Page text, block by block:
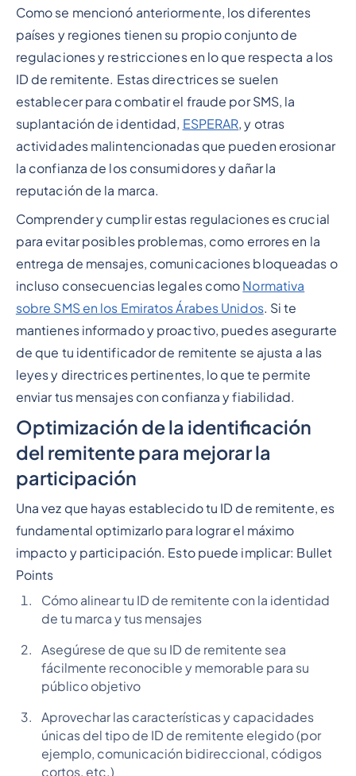
Como se mencionó anteriormente, los diferentes
países y regiones tienen su propio conjunto de
regulaciones y restricciones en lo que respecta a los
ID de remitente. Estas directrices se suelen
establecer para combatir el fraude por SMS, la
suplantación de identidad, ESPERAR, y otras
actividades malintencionadas que pueden erosionar
la confianza de los consumidores y dañar la
reputación de la marca.
Comprender y cumplir estas regulaciones es crucial
para evitar posibles problemas, como errores en la
entrega de mensajes, comunicaciones bloqueadas o
incluso consecuencias legales como Normativa
sobre SMS en los Emiratos Árabes Unidos. Si te
mantienes informado y proactivo, puedes asegurarte
de que tu identificador de remitente se ajusta a las
leyes y directrices pertinentes, lo que te permite
enviar tus mensajes con confianza y fiabilidad.
Optimización de la identificación
del remitente para mejorar la
participación
Una vez que hayas establecido tu ID de remitente, es
fundamental optimizarlo para lograr el máximo
impacto y participación. Esto puede implicar: Bullet
Points
Cómo alinear tu ID de remitente con la identidad
de tu marca y tus mensajes
Asegúrese de que su ID de remitente sea
fácilmente reconocible y memorable para su
público objetivo
Aprovechar las características y capacidades
únicas del tipo de ID de remitente elegido (por
ejemplo, comunicación bidireccional, códigos
cortos, etc.)